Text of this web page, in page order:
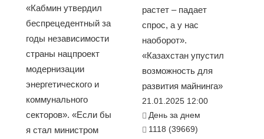
«Кабмин утвердил
беспрецедентный за
годы независимости
страны нацпроект
модернизации
энергетического и
коммунального
секторов». «Если бы
я стал министром
растет – падает
спрос, а у нас
наоборот».
«Казахстан упустил
возможность для
развития майнинга»
21.01.2025 12:00
День за днем
1118 (39669)